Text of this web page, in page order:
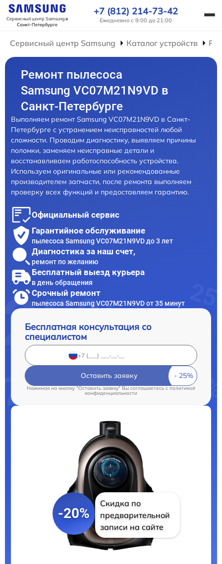
Сервисный центр Samsungв
Санкт-Петербурге
+7 (812) 214-73-42
Ежедневно с 9:00 до 21:00
Сервисный центр Samsung Каталог устройств
Ремонт пылесоса
Samsung VC07M21N9VD в
Санкт-Петербурге
Выполняем ремонт Samsung VC07M21N9VD в Санкт-
Петербурге с устранением неисправностей любой
сложности. Проводим диагностику, выявляем причины
поломки, заменяем неисправные детали и
восстанавливаем работоспособность устройства.
Используем оригинальные или рекомендованные
производителем запчасти, после ремонта выполняем
проверку всех функций и предоставляем гарантию.
Официальный сервис
Гарантийное обслуживание
пылесоса Samsung VC07M21N9VD до 3 лет
Диагностика за наш счет,
ремонт по желанию
Бесплатный выезд курьера
в день обращения
Срочный ремонт
пылесоса Samsung VC07M21N9VD от 35 минут
Бесплатная консультация со
специалистом
Оставить заявку
Нажимая на кнопку "Оставить заявку" Вы соглашаетесь c политикой
конфиденциальности
-20%
Скидка по
предварительной
записи на сайте